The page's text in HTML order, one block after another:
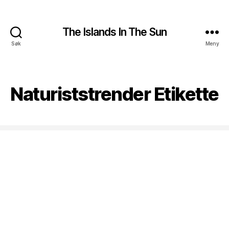
Søk
The Islands In The Sun
Meny
Naturiststrender Etikette